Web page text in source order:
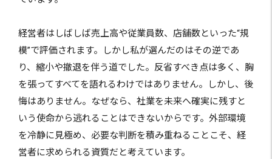
経営者はしばしば売上高や従業員数、店舗数といった“規
模”で評価されます。しかし私が選んだのはその逆であ
り、縮小や撤退を伴う道でした。反省すべき点は多く、胸
を張ってすべてを語れるわけではありません。しかし、後
悔はありません。なぜなら、社業を未来へ確実に残すと
いう使命から逃れることはできないからです。外部環境
を冷静に見極め、必要な判断を積み重ねることこそ、経
営者に求められる資質だと考えています。